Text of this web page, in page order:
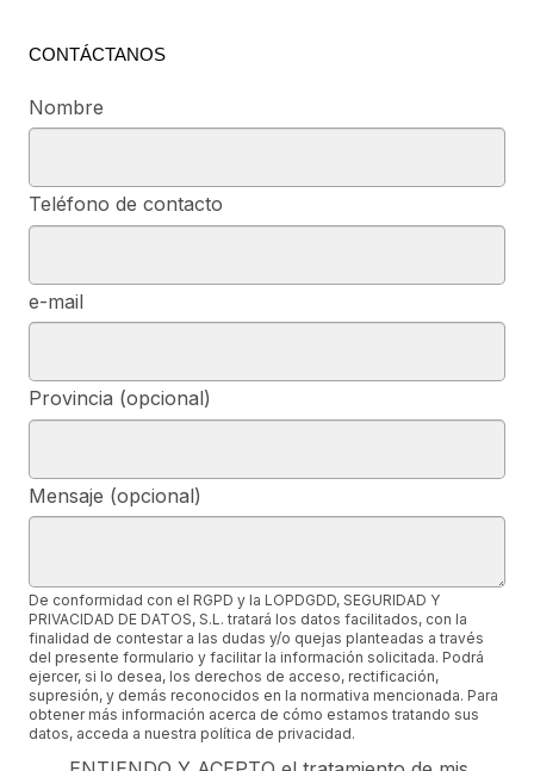
CONTÁCTANOS
Nombre
Teléfono de contacto
e-mail
Provincia (opcional)
Mensaje (opcional)
De conformidad con el RGPD y la LOPDGDD, SEGURIDAD Y
PRIVACIDAD DE DATOS, S.L. tratará los datos facilitados, con la
finalidad de contestar a las dudas y/o quejas planteadas a través
del presente formulario y facilitar la información solicitada. Podrá
ejercer, si lo desea, los derechos de acceso, rectificación,
supresión, y demás reconocidos en la normativa mencionada. Para
obtener más información acerca de cómo estamos tratando sus
datos, acceda a nuestra política de privacidad.